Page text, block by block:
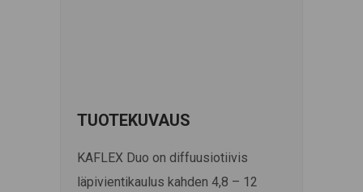
TUOTEKUVAUS
KAFLEX Duo on diffuusiotiivis
läpivientikaulus kahden 4,8 – 12